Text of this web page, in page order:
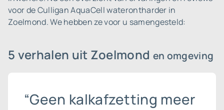
voor de Culligan AquaCell waterontharder in
Zoelmond. We hebben ze voor u samengesteld:
5 verhalen uit Zoelmond en omgeving
“Geen kalkafzetting meer